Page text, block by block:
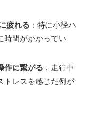
疲れる ：特に小径ハ
時間がかかってい
作に繋がる ：走行中
トレスを感じた例が